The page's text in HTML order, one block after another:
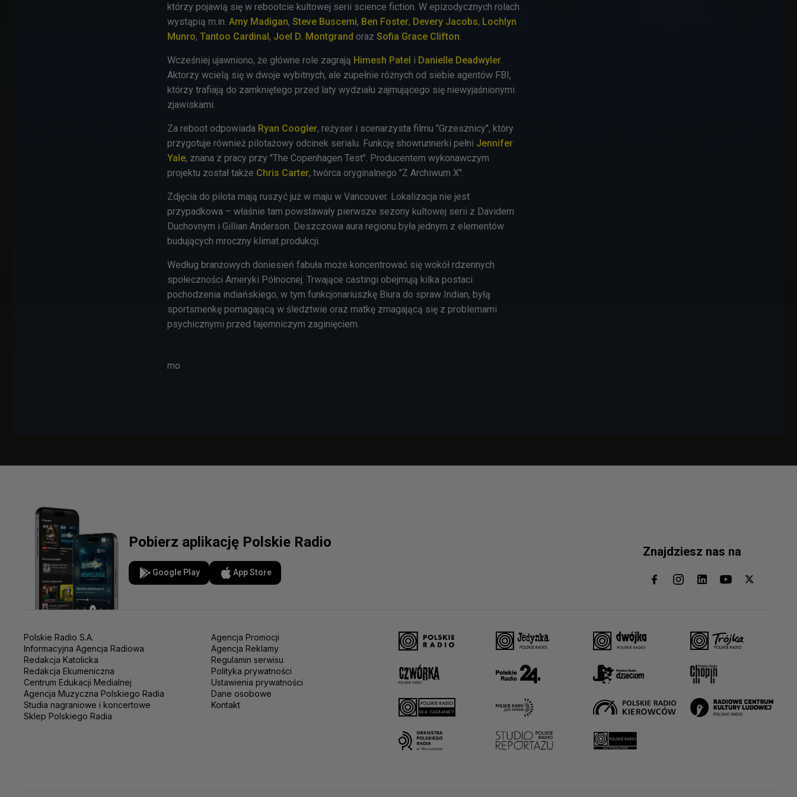
którzy pojawią się w rebootcie kultowej serii science fiction. W epizodycznych rolach
wystąpią m.in. Amy Madigan, Steve Buscemi, Ben Foster, Devery Jacobs, Lochlyn
Munro, Tantoo Cardinal, Joel D. Montgrand oraz Sofia Grace Clifton.
Wcześniej ujawniono, że główne role zagrają Himesh Patel i Danielle Deadwyler.
Aktorzy wcielą się w dwoje wybitnych, ale zupełnie różnych od siebie agentów FBI,
którzy trafiają do zamkniętego przed laty wydziału zajmującego się niewyjaśnionymi
zjawiskami.
Za reboot odpowiada Ryan Coogler, reżyser i scenarzysta filmu "Grzesznicy", który
przygotuje również pilotażowy odcinek serialu. Funkcję showrunnerki pełni Jennifer
Yale, znana z pracy przy "The Copenhagen Test". Producentem wykonawczym
projektu został także Chris Carter, twórca oryginalnego "Z Archiwum X".
Zdjęcia do pilota mają ruszyć już w maju w Vancouver. Lokalizacja nie jest
przypadkowa – właśnie tam powstawały pierwsze sezony kultowej serii z Davidem
Duchovnym i Gillian Anderson. Deszczowa aura regionu była jednym z elementów
budujących mroczny klimat produkcji.
Według branżowych doniesień fabuła może koncentrować się wokół rdzennych
społeczności Ameryki Północnej. Trwające castingi obejmują kilka postaci
pochodzenia indiańskiego, w tym funkcjonariuszkę Biura do spraw Indian, byłą
sportsmenkę pomagającą w śledztwie oraz matkę zmagającą się z problemami
psychicznymi przed tajemniczym zaginięciem.
mo
Pobierz aplikację Polskie Radio
Google Play App Store
Znajdziesz nas na
Polskie Radio S.A.
Informacyjna Agencja Radiowa
Redakcja Katolicka
Redakcja Ekumeniczna
Centrum Edukacji Medialnej
Agencja Muzyczna Polskiego Radia
Studia nagraniowe i koncertowe
Sklep Polskiego Radia
Agencja Promocji
Agencja Reklamy
Regulamin serwisu
Polityka prywatności
Ustawienia prywatności
Dane osobowe
Kontakt